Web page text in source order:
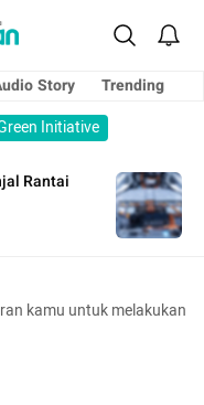
Story
Trending
Initiative
Rantai
kamu untuk melakukan